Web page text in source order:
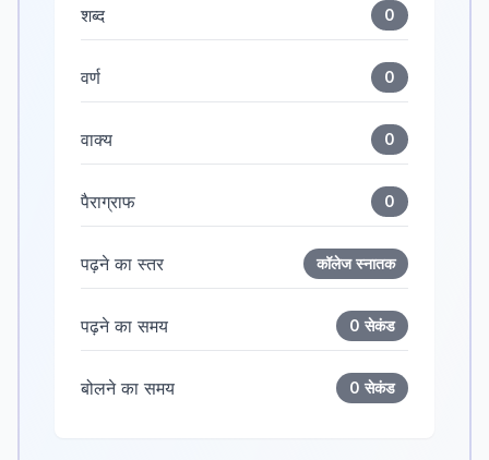
शब्द 0
वर्ण 0
वाक्य 0
पैराग्राफ 0
पढ़ने का स्तर कॉलेज स्नातक
पढ़ने का समय 0 सेकंड
बोलने का समय 0 सेकंड